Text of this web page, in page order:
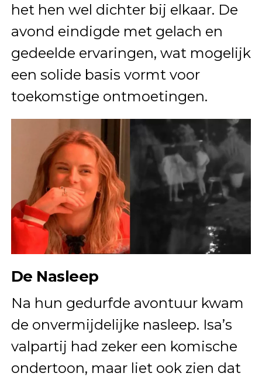
het hen wel dichter bij elkaar. De
avond eindigde met gelach en
gedeelde ervaringen, wat mogelijk
een solide basis vormt voor
toekomstige ontmoetingen.
De Nasleep
Na hun gedurfde avontuur kwam
de onvermijdelijke nasleep. Isa’s
valpartij had zeker een komische
ondertoon, maar liet ook zien dat